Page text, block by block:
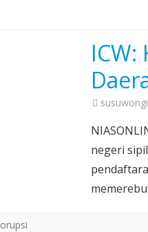
susuwongi
negeri